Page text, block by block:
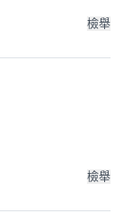
檢舉
檢舉